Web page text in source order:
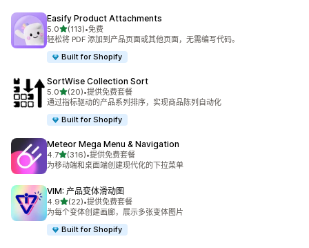
Easify Product Attachments
5.0星（满分 5 星）
(113)
总共 113 条评论
•免费
轻松将 PDF 添加到产品页面或其他页面，无需编写代码。
Built for Shopify
SortWise Collection Sort
5.0星（满分 5 星）
(20)
总共 20 条评论
•提供免费套餐
通过指标驱动的产品系列排序，实现商品陈列自动化
Built for Shopify
Meteor Mega Menu & Navigation
4.7星（满分 5 星）
(316)
总共 316 条评论
•提供免费套餐
为移动端和桌面端创建现代化的下拉菜单
VIM: 产品变体滑动图
4.9星（满分 5 星）
(22)
总共 22 条评论
•提供免费套餐
为每个变体创建画廊，展示多张变体图片
Built for Shopify